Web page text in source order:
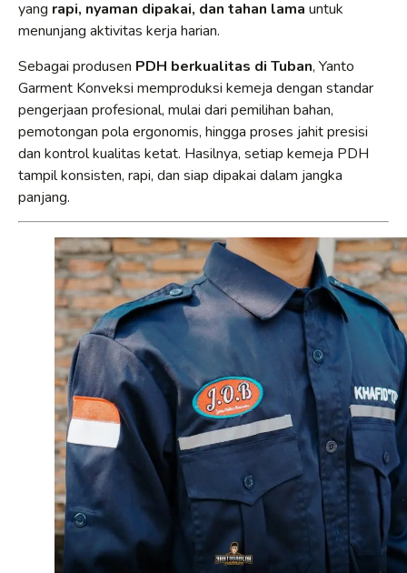
yang rapi, nyaman dipakai, dan tahan lama untuk
menunjang aktivitas kerja harian.
Sebagai produsen PDH berkualitas di Tuban, Yanto
Garment Konveksi memproduksi kemeja dengan standar
pengerjaan profesional, mulai dari pemilihan bahan,
pemotongan pola ergonomis, hingga proses jahit presisi
dan kontrol kualitas ketat. Hasilnya, setiap kemeja PDH
tampil konsisten, rapi, dan siap dipakai dalam jangka
panjang.